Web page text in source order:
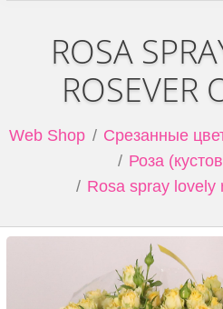
ROSA
Web Shop
Срезанные
Роза
Rosa spray lovely